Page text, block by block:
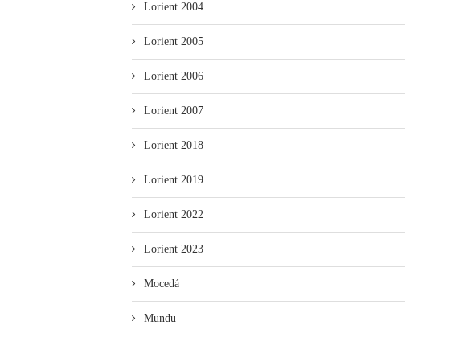
Lorient 2004
Lorient 2005
Lorient 2006
Lorient 2007
Lorient 2018
Lorient 2019
Lorient 2022
Lorient 2023
Mocedá
Mundu